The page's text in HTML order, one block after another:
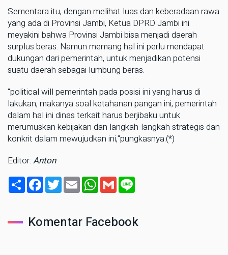
Sementara itu, dengan melihat luas dan keberadaan rawa
yang ada di Provinsi Jambi, Ketua DPRD Jambi ini
meyakini bahwa Provinsi Jambi bisa menjadi daerah
surplus beras. Namun memang hal ini perlu mendapat
dukungan dari pemerintah, untuk menjadikan potensi
suatu daerah sebagai lumbung beras.
"political will pemerintah pada posisi ini yang harus di
lakukan, makanya soal ketahanan pangan ini, pemerintah
dalam hal ini dinas terkait harus berjibaku untuk
merumuskan kebijakan dan langkah-langkah strategis dan
konkrit dalam mewujudkan ini,"pungkasnya.(*)
Editor: Anton
ShareFacebook
TwitterEmailWhatsApp
Gmail
Komentar Facebook